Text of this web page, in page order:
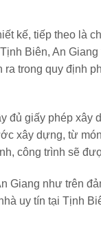
kế, tiếp theo là
Biên, An
trong quy định
đủ giấy phép xây
xây dựng, từ
công trình sẽ
Giang như trên
uy tín tại Tịnh